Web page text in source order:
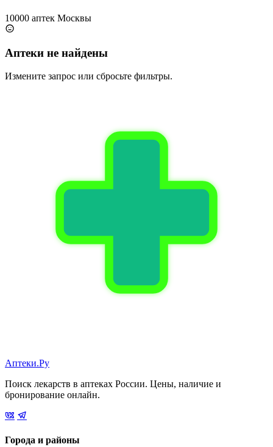
10000 аптек Москвы
Аптеки не найдены
Измените запрос или сбросьте фильтры.
Аптеки.Ру
Поиск лекарств в аптеках России. Цены, наличие и
бронирование онлайн.
Города и районы